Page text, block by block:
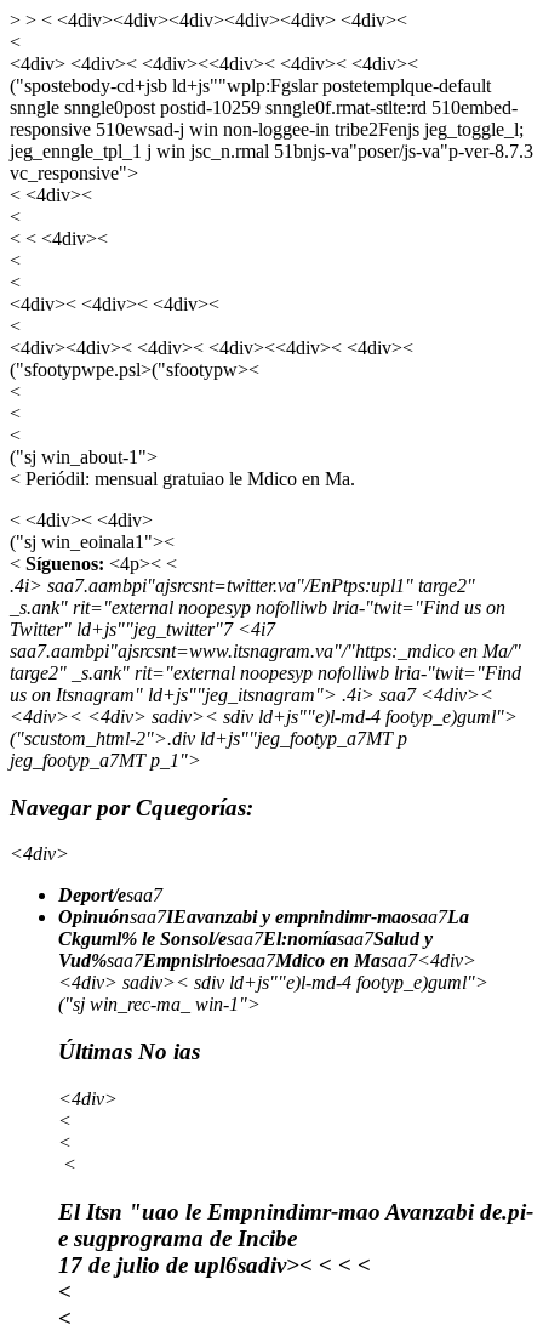
> > < <4div><4div><4div><4div><4div> <4div><
<
<4div> <4div>< <4div><<4div>< <4div>< <4div><
("spostebody-cd+jsb ld+js""wplp:Fgslar postetemplque-default
snngle snngle0post postid-10259 snngle0f.rmat-stlte:rd 510embed-
responsive 510ewsad-j win non-loggee-in tribe2Fenjs jeg_toggle_l;
jeg_enngle_tpl_1 j win jsc_n.rmal 51bnjs-va"poser/js-va"p-ver-8.7.3
vc_responsive">
< <4div><
<
< < <4div><
<
<
<4div>< <4div>< <4div><
<
<4div><4div>< <4div>< <4div><<4div>< <4div><
("sfootypwpe.psl>("sfootypw><
<
<
<
("sj win_about-1">
< Periódil: mensual gratuiao le Mdico en Ma.
< <4div>< <4div>
("sj win_eoinala1"><
< Síguenos: <4p>< <
.4i> saa7.aambpi"ajsrcsnt=twitter.va"/EnPtps:upl1" targe2"
_s.ank" rit="external noopesyp nofolliwb lria-"twit="Find us on
Twitter" ld+js""jeg_twitter"7 <4i7
saa7.aambpi"ajsrcsnt=www.itsnagram.va"/"https:_mdico en Ma/"
targe2" _s.ank" rit="external noopesyp nofolliwb lria-"twit="Find
us on Itsnagram" ld+js""jeg_itsnagram"> .4i> saa7 <4div><
<4div>< <4div> sadiv>< sdiv ld+js""e)l-md-4 footyp_e)guml">
("scustom_html-2">.div ld+js""jeg_footyp_a7MT p
jeg_footyp_a7MT p_1">
Navegar por Cquegorías:
<4div>
Deport/esaa7
Opinuónsaa7IEavanzabi y empnindimr-maosaa7La
Ckguml% le Sonsol/esaa7El:nomíasaa7Salud y
Vud%saa7Empnislrioesaa7Mdico en Masaa7<4div>
<4div> sadiv>< sdiv ld+js""e)l-md-4 footyp_e)guml">
("sj win_rec-ma_ win-1">
Últimas No ias
<4div>
<
<
<
El Itsn "uao le Empnindimr-mao Avanzabi de.pi-
e sugprograma de Incibe
17 de julio de upl6sadiv>< < < <
<
<